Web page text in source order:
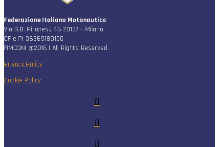
Federazione Italiana Motonautica
Via G.B. Piranesi, 46 20137 – Milano
CF e PI 06369180150
FIMCONI @2016 | All Rights Reserved
Privacy Policy
Cookie Policy